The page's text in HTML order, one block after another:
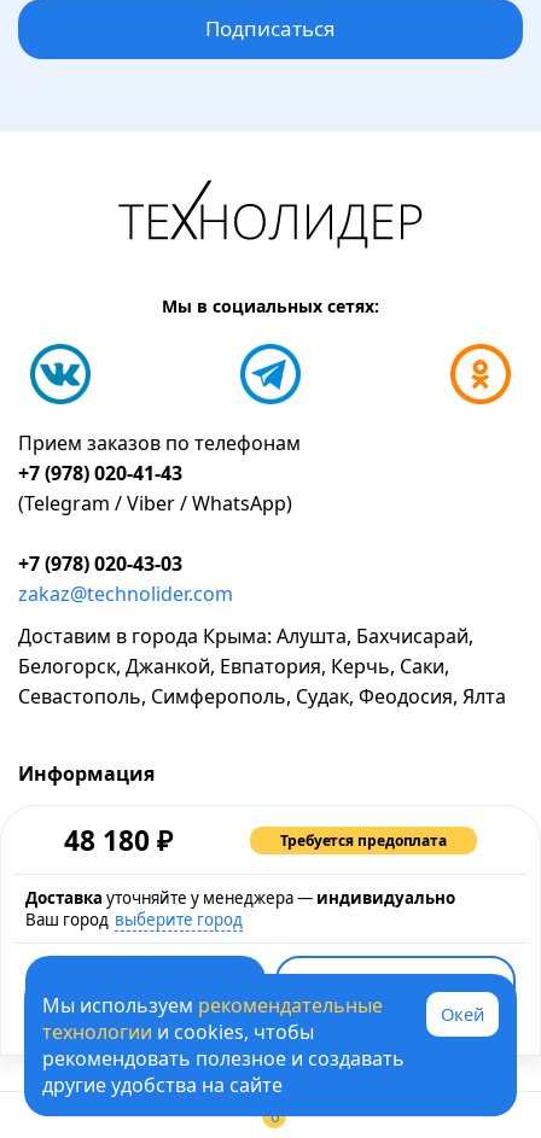
0
48 180₽ Требуется предоплата
Доставка уточняйте у менеджера — индивидуально
Ваш город выберите город
Быстрая покупка
Купить в кредит
Подписаться
Мы в социальных сетях:
Прием заказов по телефонам
+7 (978) 020-41-43
(Telegram / Viber / WhatsApp)
+7 (978) 020-43-03
zakaz@technolider.com
Доставим в города Крыма: Алушта, Бахчисарай,
Белогорск, Джанкой, Евпатория, Керчь, Саки,
Севастополь, Симферополь, Судак, Феодосия, Ялта
Информация
о компании
промокоды и акции
рассрочка и кредит
контакты
карта сайта
политика обработки персональных данных
© 1995-2026 ТЕХНОЛИДЕР - информация на сайте не
является договором оферты
Мы используем рекомендательные
технологии и cookies, чтобы
рекомендовать полезное и создавать
другие удобства на сайте
Окей